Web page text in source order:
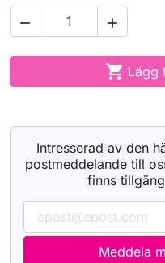
 
 Lägg
Intresserad av den
postmeddelande till
finns
Meddela